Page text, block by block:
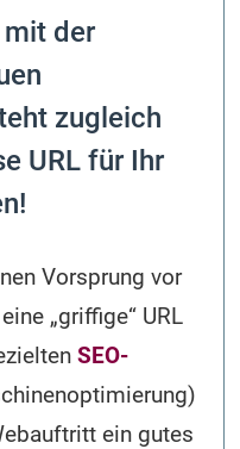
mit der
zugleich
URL für Ihr
Vorsprung vor
„griffige“ URL
SEO-
ein gutes